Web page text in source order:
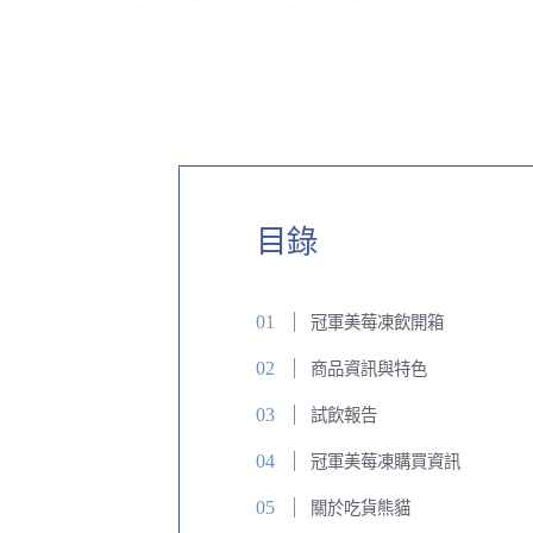
目錄
冠軍美莓凍飲開箱
商品資訊與特色
試飲報告
冠軍美莓凍購買資訊
關於吃貨熊貓